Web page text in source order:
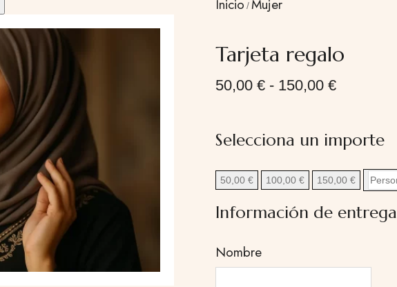
Inicio Mujer
Tarjeta regalo
50,00 € - 150,00 €
Selecciona un importe
50,00 € 100,00 € 150,00 €
Información de entrega
Nombre